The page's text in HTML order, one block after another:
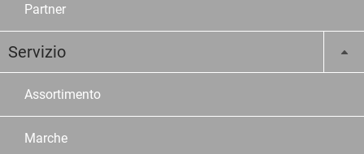
Partner
Servizio
Assortimento
Marche